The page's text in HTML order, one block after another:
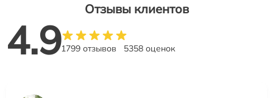
Отзывы клиентов
4.91799 отзывов 5358 оценок